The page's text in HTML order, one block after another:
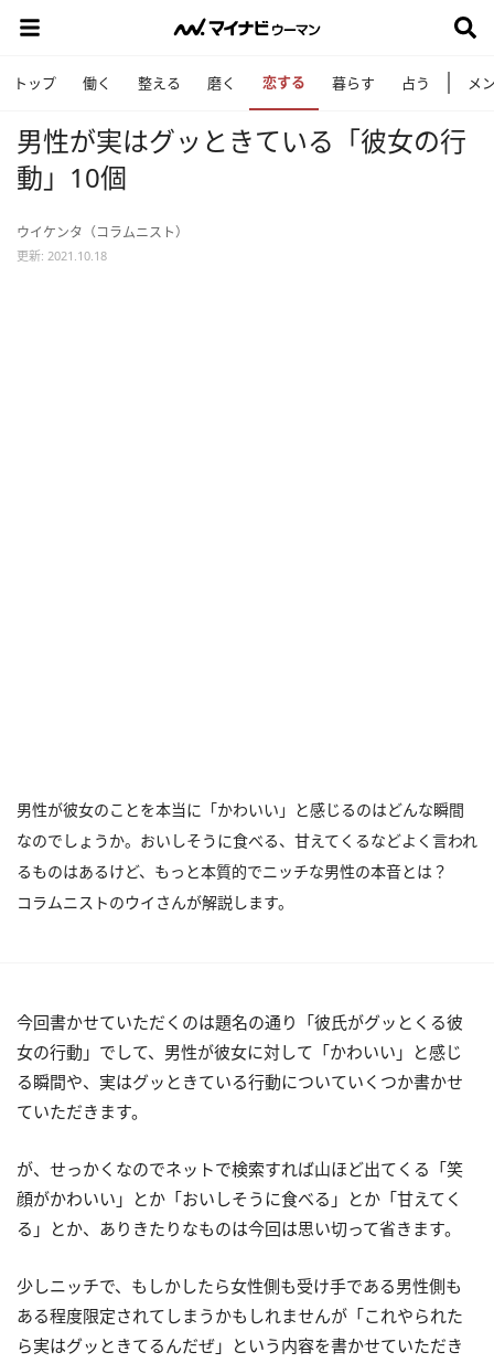
トップ 働く 整える 磨く 恋する 暮らす 占う メ
男性が実はグッときている「彼女の行
動」10個
ウイケンタ（コラムニスト）
更新: 2021.10.18
男性が彼女のことを本当に「かわいい」と感じるのはどんな瞬間
なのでしょうか。おいしそうに食べる、甘えてくるなどよく言われ
るものはあるけど、もっと本質的でニッチな男性の本音とは？
コラムニストのウイさんが解説します。
今回書かせていただくのは題名の通り「彼氏がグッとくる彼
女の行動」でして、男性が彼女に対して「かわいい」と感じ
る瞬間や、実はグッときている行動についていくつか書かせ
ていただきます。
が、せっかくなのでネットで検索すれば山ほど出てくる「笑
顔がかわいい」とか「おいしそうに食べる」とか「甘えてく
る」とか、ありきたりなものは今回は思い切って省きます。
少しニッチで、もしかしたら女性側も受け手である男性側も
ある程度限定されてしまうかもしれませんが「これやられた
ら実はグッときてるんだぜ」という内容を書かせていただき